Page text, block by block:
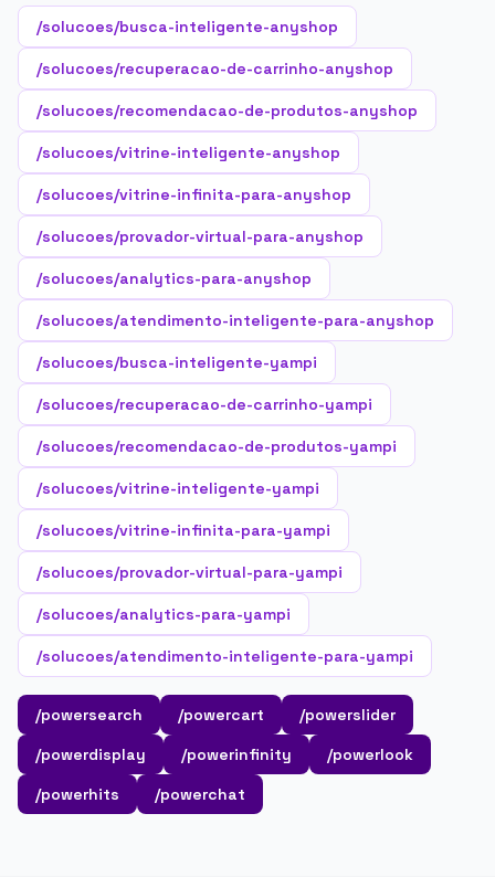
/solucoes/busca-inteligente-anyshop
/solucoes/recuperacao-de-carrinho-anyshop
/solucoes/recomendacao-de-produtos-anyshop
/solucoes/vitrine-inteligente-anyshop
/solucoes/vitrine-infinita-para-anyshop
/solucoes/provador-virtual-para-anyshop
/solucoes/analytics-para-anyshop
/solucoes/atendimento-inteligente-para-anyshop
/solucoes/busca-inteligente-yampi
/solucoes/recuperacao-de-carrinho-yampi
/solucoes/recomendacao-de-produtos-yampi
/solucoes/vitrine-inteligente-yampi
/solucoes/vitrine-infinita-para-yampi
/solucoes/provador-virtual-para-yampi
/solucoes/analytics-para-yampi
/solucoes/atendimento-inteligente-para-yampi
/powersearch /powercart
/powerslider
/powerdisplay
/powerinfinity
/powerlook
/powerhits
/powerchat